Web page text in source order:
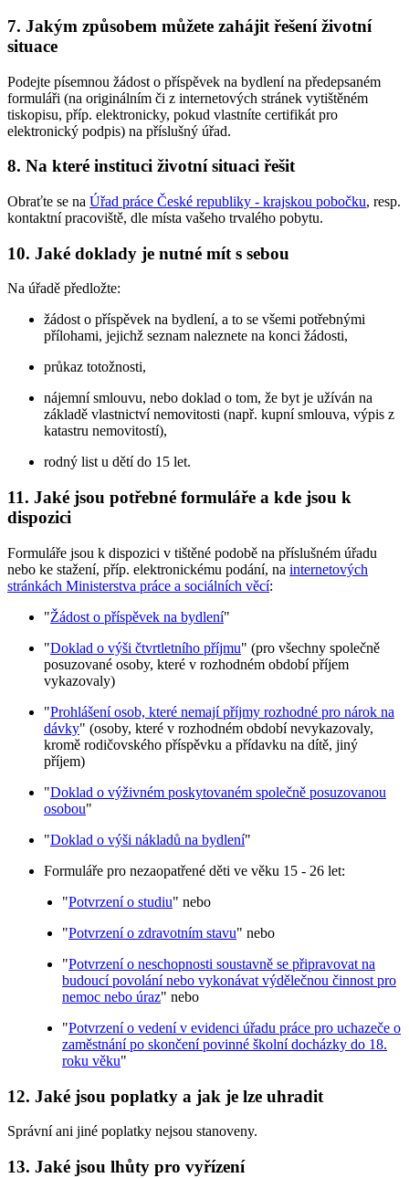
7. Jakým způsobem můžete zahájit řešení životní
situace
Podejte písemnou žádost o příspěvek na bydlení na předepsaném
formuláři (na originálním či z internetových stránek vytištěném
tiskopisu, příp. elektronicky, pokud vlastníte certifikát pro
elektronický podpis) na příslušný úřad.
8. Na které instituci životní situaci řešit
Obraťte se na Úřad práce České republiky - krajskou pobočku, resp.
kontaktní pracoviště, dle místa vašeho trvalého pobytu.
10. Jaké doklady je nutné mít s sebou
Na úřadě předložte:
žádost o příspěvek na bydlení, a to se všemi potřebnými
přílohami, jejichž seznam naleznete na konci žádosti,
průkaz totožnosti,
nájemní smlouvu, nebo doklad o tom, že byt je užíván na
základě vlastnictví nemovitosti (např. kupní smlouva, výpis z
katastru nemovitostí),
rodný list u dětí do 15 let.
11. Jaké jsou potřebné formuláře a kde jsou k
dispozici
Formuláře jsou k dispozici v tištěné podobě na příslušném úřadu
nebo ke stažení, příp. elektronickému podání, na internetových
stránkách Ministerstva práce a sociálních věcí:
"Žádost o příspěvek na bydlení"
"Doklad o výši čtvrtletního příjmu" (pro všechny společně
posuzované osoby, které v rozhodném období příjem
vykazovaly)
"Prohlášení osob, které nemají příjmy rozhodné pro nárok na
dávky" (osoby, které v rozhodném období nevykazovaly,
kromě rodičovského příspěvku a přídavku na dítě, jiný
příjem)
"Doklad o výživném poskytovaném společně posuzovanou
osobou"
"Doklad o výši nákladů na bydlení"
Formuláře pro nezaopatřené děti ve věku 15 - 26 let:
"Potvrzení o studiu" nebo
"Potvrzení o zdravotním stavu" nebo
"Potvrzení o neschopnosti soustavně se připravovat na
budoucí povolání nebo vykonávat výdělečnou činnost pro
nemoc nebo úraz" nebo
"Potvrzení o vedení v evidenci úřadu práce pro uchazeče o
zaměstnání po skončení povinné školní docházky do 18.
roku věku"
12. Jaké jsou poplatky a jak je lze uhradit
Správní ani jiné poplatky nejsou stanoveny.
13. Jaké jsou lhůty pro vyřízení